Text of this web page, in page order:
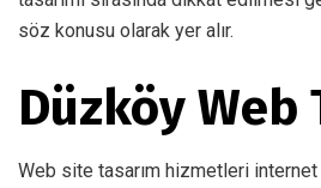
söz konusu olarak yer alır.
Düzköy Web
Web site tasarım hizmetleri internet